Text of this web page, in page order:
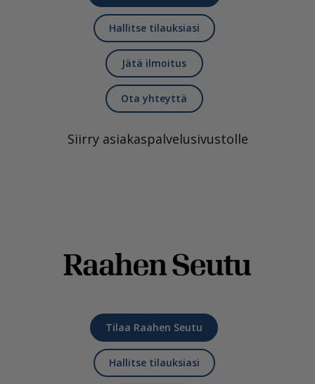
Hallitse tilauksiasi
Jätä ilmoitus
Ota yhteyttä
Siirry asiakaspalvelusivustolle
Tilaa Raahen Seutu
Hallitse tilauksiasi